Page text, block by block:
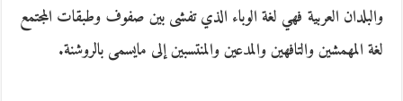
والبلدان العربية فهي لغة الوباء الذي تفشى بين صفوف وطبقات المجتمع
لغة المهمشين والتافهين والمدعين والمنتسبين إلى مايسمى بالروشنة.